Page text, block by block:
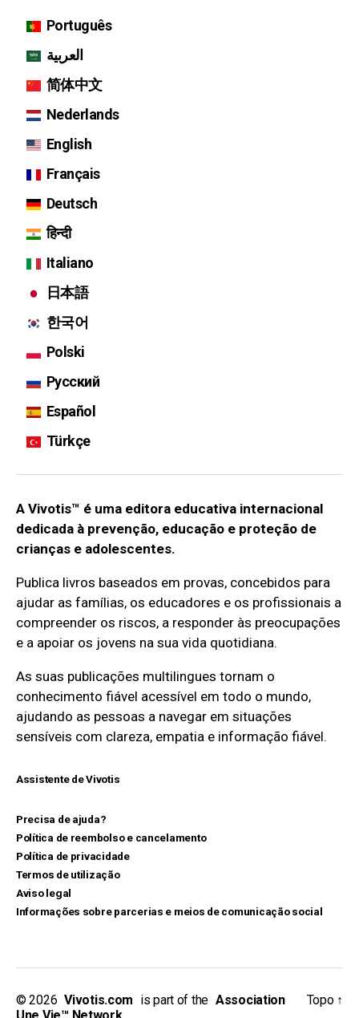
Português
العربية
简体中文
Nederlands
English
Français
Deutsch
हिन्दी
Italiano
日本語
한국어
Polski
Русский
Español
Türkçe
A Vivotis™ é uma editora educativa internacional
dedicada à prevenção, educação e proteção de
crianças e adolescentes.
Publica livros baseados em provas, concebidos para
ajudar as famílias, os educadores e os profissionais a
compreender os riscos, a responder às preocupações
e a apoiar os jovens na sua vida quotidiana.
As suas publicações multilingues tornam o
conhecimento fiável acessível em todo o mundo,
ajudando as pessoas a navegar em situações
sensíveis com clareza, empatia e informação fiável.
Assistente de Vivotis
Precisa de ajuda?
Política de reembolso e cancelamento
Política de privacidade
Termos de utilização
Aviso legal
Informações sobre parcerias e meios de comunicação social
© 2026 _Vivotis.com is part of the Association
Topo ↑